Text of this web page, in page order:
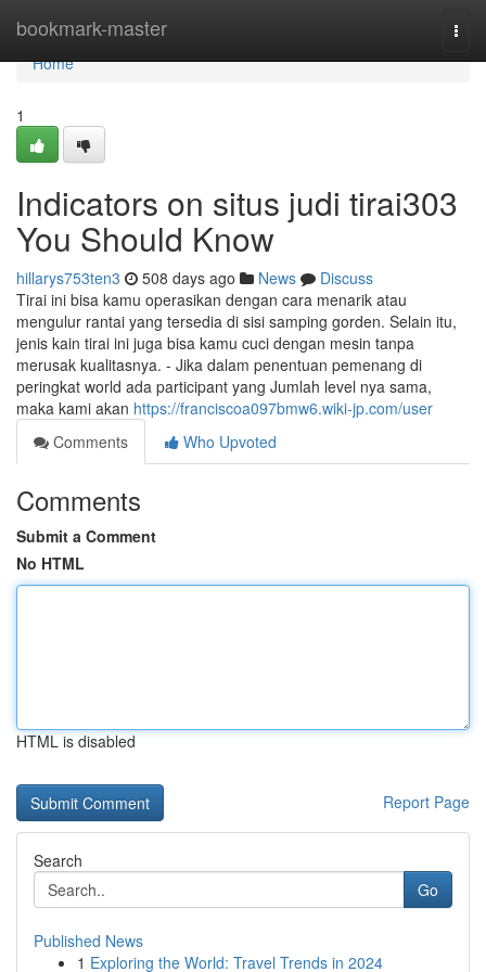
bookmark-master
Home
Home
1
Indicators on situs judi tirai303
You Should Know
hillarys753ten3 508 days ago News
Discuss
Tirai ini bisa kamu operasikan dengan cara menarik atau
mengulur rantai yang tersedia di sisi samping gorden. Selain itu,
jenis kain tirai ini juga bisa kamu cuci dengan mesin tanpa
merusak kualitasnya. - Jika dalam penentuan pemenang di
peringkat world ada participant yang Jumlah level nya sama,
maka kami akan https://franciscoa097bmw6.wiki-jp.com/user
Comments
Who Upvoted
Comments
Submit a Comment
No HTML
HTML is disabled
Report Page
Search
Go
Published News
1 Exploring the World: Travel Trends in 2024